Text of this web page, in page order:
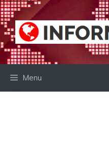
Preskočiť
na
obsah
Menu